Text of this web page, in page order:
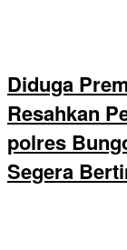
Diduga
Resahkan
polres
Segera